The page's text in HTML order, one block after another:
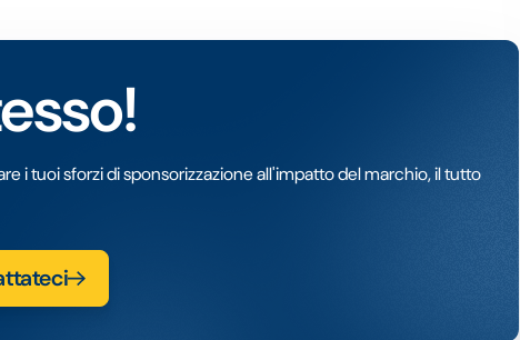
i tuoi sforzi di sponsorizzazione all'impatto del marchio, il tutto